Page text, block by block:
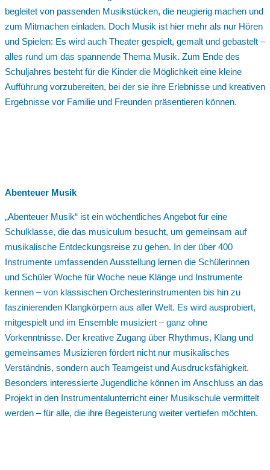
begleitet von passenden Musikstücken, die neugierig machen und
zum Mitmachen einladen. Doch Musik ist hier mehr als nur Hören
und Spielen: Es wird auch Theater gespielt, gemalt und gebastelt –
alles rund um das spannende Thema Musik. Zum Ende des
Schuljahres besteht für die Kinder die Möglichkeit eine kleine
Aufführung vorzubereiten, bei der sie ihre Erlebnisse und kreativen
Ergebnisse vor Familie und Freunden präsentieren können.
Abenteuer Musik
„Abenteuer Musik“ ist ein wöchentliches Angebot für eine
Schulklasse, die das musiculum besucht, um gemeinsam auf
musikalische Entdeckungsreise zu gehen. In der über 400
Instrumente umfassenden Ausstellung lernen die Schülerinnen
und Schüler Woche für Woche neue Klänge und Instrumente
kennen – von klassischen Orchesterinstrumenten bis hin zu
faszinierenden Klangkörpern aus aller Welt. Es wird ausprobiert,
mitgespielt und im Ensemble musiziert – ganz ohne
Vorkenntnisse. Der kreative Zugang über Rhythmus, Klang und
gemeinsames Musizieren fördert nicht nur musikalisches
Verständnis, sondern auch Teamgeist und Ausdrucksfähigkeit.
Besonders interessierte Jugendliche können im Anschluss an das
Projekt in den Instrumentalunterricht einer Musikschule vermittelt
werden – für alle, die ihre Begeisterung weiter vertiefen möchten.